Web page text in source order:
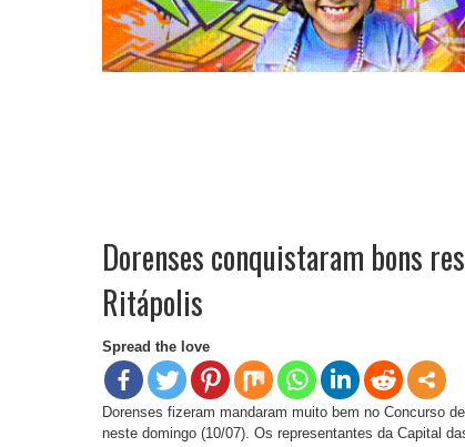
Dorenses conquistaram bons
Ritápolis
Spread the love
Dorenses fizeram mandaram muito bem no Concurso
neste domingo (10/07). Os representantes da Capital